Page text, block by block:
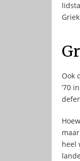
Ook
’70
heel